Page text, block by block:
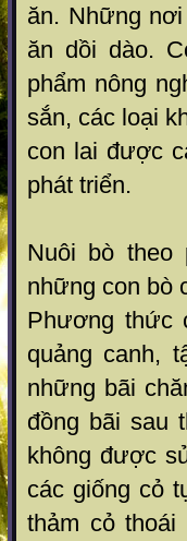
ăn. Những
ăn dồi dào.
phẩm nông
sắn, các loại
con lai đ­ược
phát triển.
Nuôi bò theo
những con bò
Ph­ương thức
quảng canh,
những bãi
đồng bãi sau
không được
các giống cỏ
thảm cỏ